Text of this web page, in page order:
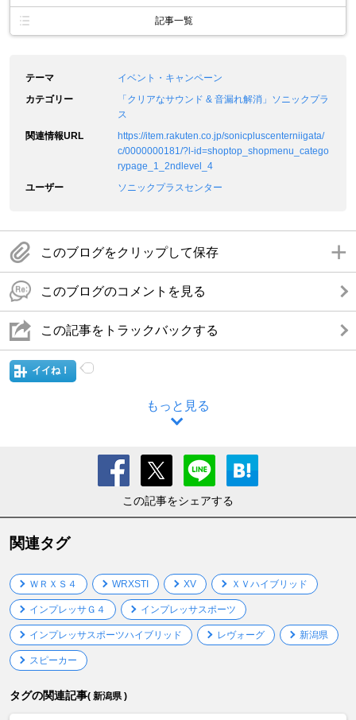
記事一覧
テーマ
イベント・キャンペーン
カテゴリー
「クリアなサウンド & 音漏れ解消」ソニックプラ
ス
関連情報URL
https://item.rakuten.co.jp/sonicpluscenterniigata/
c/0000000181/?l-id=shoptop_shopmenu_catego
rypage_1_2ndlevel_4
ユーザー
ソニックプラスセンター
このブログをクリップして保存
このブログのコメントを見る
この記事をトラックバックする
イイね！
もっと見る
この記事をシェアする
関連タグ
ＷＲＸＳ４ WRXSTI XV ＸＶハイブリッド
インプレッサＧ４ インプレッサスポーツ
インプレッサスポーツハイブリッド レヴォーグ 新潟県
スピーカー
タグの関連記事( 新潟県 )